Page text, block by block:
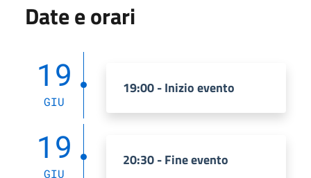
Date e orari
19
GIU
19:00 - Inizio evento
19
GIU
20:30 - Fine evento